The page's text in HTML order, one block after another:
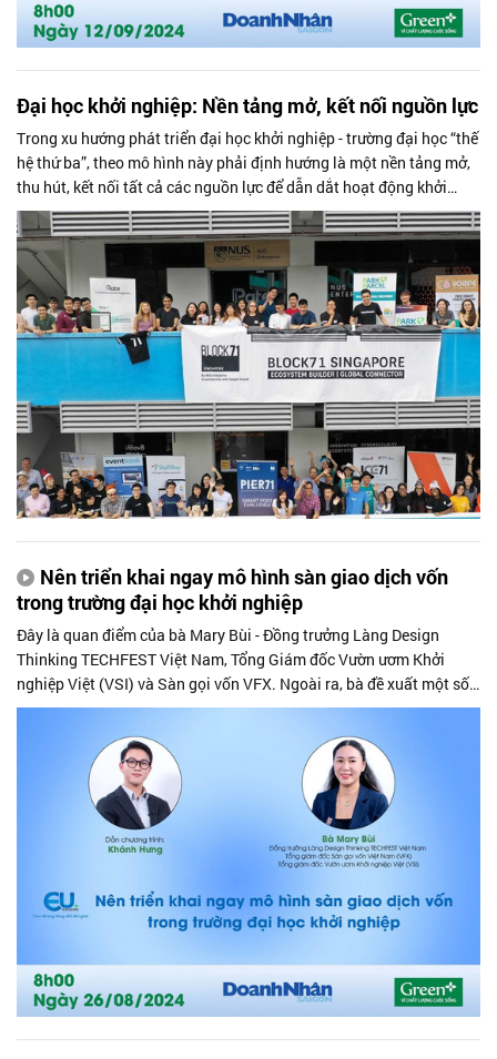
Đại học khởi nghiệp: Nền tảng mở, kết nối nguồn lực
Trong xu hướng phát triển đại học khởi nghiệp - trường đại học “thế
hệ thứ ba”, theo mô hình này phải định hướng là một nền tảng mở,
thu hút, kết nối tất cả các nguồn lực để dẫn dắt hoạt động khởi
nghiệp, ĐMST, từ đó là động lực cho sự phát triển kinh tế của khu
vực, đất nước.
Nên triển khai ngay mô hình sàn giao dịch vốn
trong trường đại học khởi nghiệp
Đây là quan điểm của bà Mary Bùi - Đồng trưởng Làng Design
Thinking TECHFEST Việt Nam, Tổng Giám đốc Vườn ươm Khởi
nghiệp Việt (VSI) và Sàn gọi vốn VFX. Ngoài ra, bà đề xuất một số
vấn đề cần thay đổi, bổ sung hoặc làm rõ trong góc độ chính sách,
nhằm tạo điều kiện thuận lợi nhất cho hoạt động khởi nghiệp đổi
mới sáng tạo phát triển mạnh mẽ.